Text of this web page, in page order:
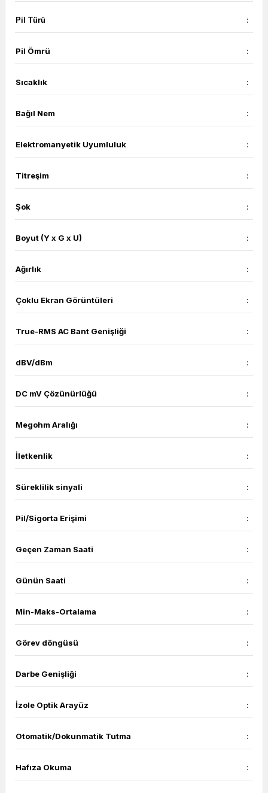
Pil Türü :
Pil Ömrü :
Sıcaklık :
Bağıl Nem :
Elektromanyetik Uyumluluk :
Titreşim :
Şok :
Boyut (Y x G x U) :
Ağırlık :
Çoklu Ekran Görüntüleri :
True-RMS AC Bant Genişliği :
dBV/dBm :
DC mV Çözünürlüğü :
Megohm Aralığı :
İletkenlik :
Süreklilik sinyali :
Pil/Sigorta Erişimi :
Geçen Zaman Saati :
Günün Saati :
Min-Maks-Ortalama :
Görev döngüsü :
Darbe Genişliği :
İzole Optik Arayüz :
Otomatik/Dokunmatik Tutma :
Hafıza Okuma :